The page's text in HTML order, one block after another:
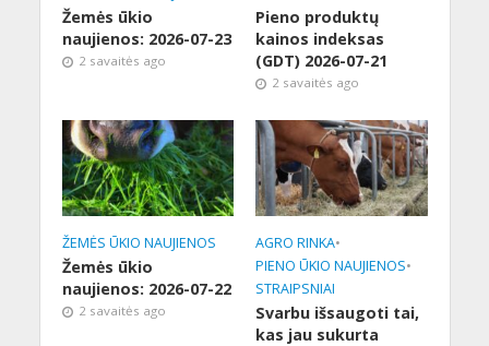
Žemės ūkio
naujienos: 2026-07-23
2 savaitės ago
Pieno produktų
kainos indeksas
(GDT) 2026-07-21
2 savaitės ago
ŽEMĖS ŪKIO NAUJIENOS
Žemės ūkio
naujienos: 2026-07-22
2 savaitės ago
AGRO RINKA•
PIENO ŪKIO NAUJIENOS•
STRAIPSNIAI
Svarbu išsaugoti tai,
kas jau sukurta